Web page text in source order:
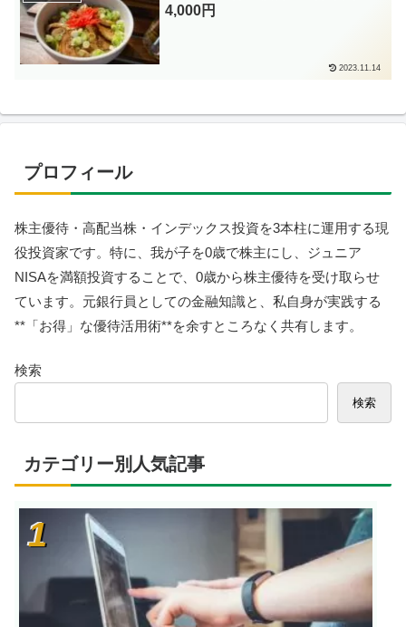
4,000円
2023.11.14
プロフィール
株主優待・高配当株・インデックス投資を3本柱に運用する現
役投資家です。特に、我が子を0歳で株主にし、ジュニア
NISAを満額投資することで、0歳から株主優待を受け取らせ
ています。元銀行員としての金融知識と、私自身が実践する
**「お得」な優待活用術**を余すところなく共有します。
検索
検索
カテゴリー別人気記事